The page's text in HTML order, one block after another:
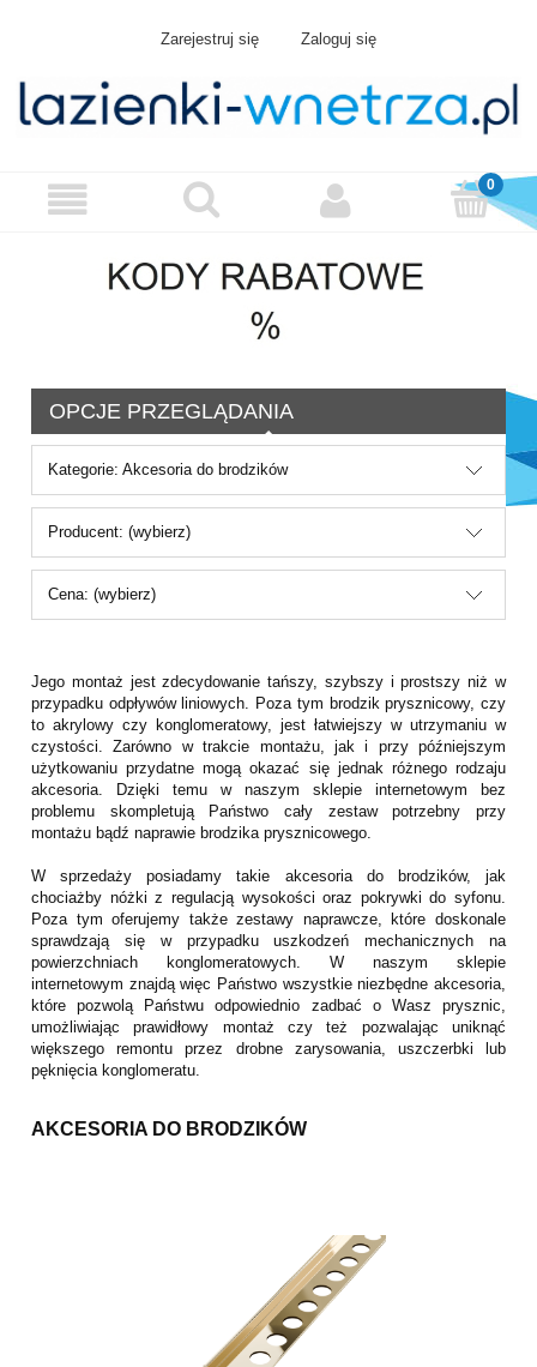
Zarejestruj się Zaloguj się
OPCJE PRZEGLĄDANIA
Kategorie: Akcesoria do brodzików
Producent: (wybierz)
Cena: (wybierz)
Jego montaż jest zdecydowanie tańszy, szybszy i prostszy niż w
przypadku odpływów liniowych. Poza tym brodzik prysznicowy, czy
to akrylowy czy konglomeratowy, jest łatwiejszy w utrzymaniu w
czystości. Zarówno w trakcie montażu, jak i przy późniejszym
użytkowaniu przydatne mogą okazać się jednak różnego rodzaju
akcesoria. Dzięki temu w naszym sklepie internetowym bez
problemu skompletują Państwo cały zestaw potrzebny przy
montażu bądź naprawie brodzika prysznicowego.
W sprzedaży posiadamy takie akcesoria do brodzików, jak
chociażby nóżki z regulacją wysokości oraz pokrywki do syfonu.
Poza tym oferujemy także zestawy naprawcze, które doskonale
sprawdzają się w przypadku uszkodzeń mechanicznych na
powierzchniach konglomeratowych. W naszym sklepie
internetowym znajdą więc Państwo wszystkie niezbędne akcesoria,
które pozwolą Państwu odpowiednio zadbać o Wasz prysznic,
umożliwiając prawidłowy montaż czy też pozwalając uniknąć
większego remontu przez drobne zarysowania, uszczerbki lub
pęknięcia konglomeratu.
AKCESORIA DO BRODZIKÓW